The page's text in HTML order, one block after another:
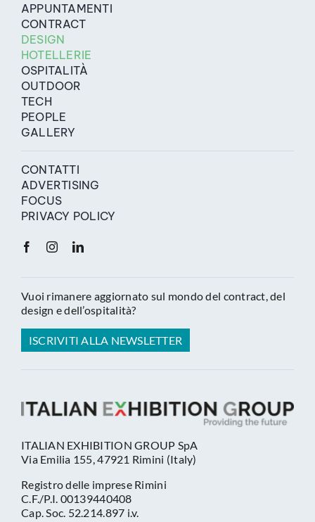
APPUNTAMENTI
CONTRACT
DESIGN
HOTELLERIE
OSPITALITÀ
OUTDOOR
TECH
PEOPLE
GALLERY
CONTATTI
ADVERTISING
FOCUS
PRIVACY POLICY
Vuoi rimanere aggiornato sul mondo del contract, del
design e dell’ospitalità?
ISCRIVITI ALLA NEWSLETTER
ITALIAN EXHIBITION GROUP SpA
Via Emilia 155, 47921 Rimini (Italy)
Registro delle imprese Rimini
C.F./P.I. 00139440408
Cap. Soc. 52.214.897 i.v.